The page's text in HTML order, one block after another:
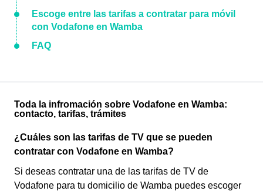
Escoge entre las tarifas a contratar para móvil
con Vodafone en Wamba
FAQ
Toda la infromación sobre Vodafone en Wamba:
contacto, tarifas, trámites
¿Cuáles son las tarifas de TV que se pueden
contratar con Vodafone en Wamba?
Si deseas contratar una de las tarifas de TV de
Vodafone para tu domicilio de Wamba puedes escoger